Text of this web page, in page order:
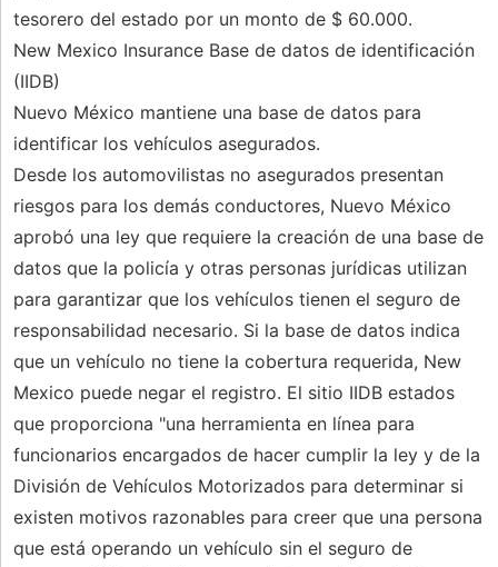
tesorero del estado por un monto de $ 60.000.
New Mexico Insurance Base de datos de identificación
(IIDB)
Nuevo México mantiene una base de datos para
identificar los vehículos asegurados.
Desde los automovilistas no asegurados presentan
riesgos para los demás conductores, Nuevo México
aprobó una ley que requiere la creación de una base de
datos que la policía y otras personas jurídicas utilizan
para garantizar que los vehículos tienen el seguro de
responsabilidad necesario. Si la base de datos indica
que un vehículo no tiene la cobertura requerida, New
Mexico puede negar el registro. El sitio IIDB estados
que proporciona "una herramienta en línea para
funcionarios encargados de hacer cumplir la ley y de la
División de Vehículos Motorizados para determinar si
existen motivos razonables para creer que una persona
que está operando un vehículo sin el seguro de